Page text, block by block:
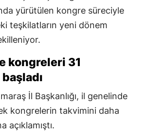
yürütülen kongre süreciyle
teşkilatların yeni dönem
kongreleri 31
İl Başkanlığı, il genelinde
kongrelerin takvimini daha
açıklamıştı.